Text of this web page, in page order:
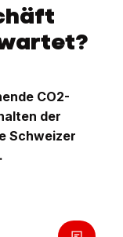
CO2-
der
Schweizer